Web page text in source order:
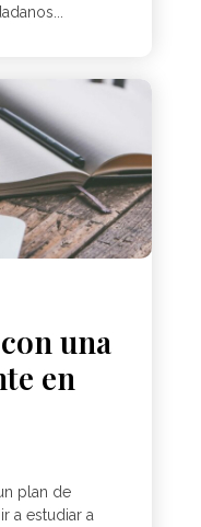
una
en
plan de
a estudiar a